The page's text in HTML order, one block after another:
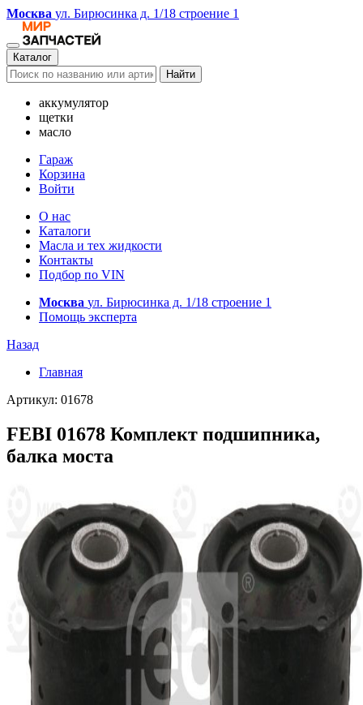
Москва ул. Бирюсинка д. 1/18 строение 1
Каталог
Найти
аккумулятор
щетки
масло
Гараж
Корзина
Войти
О нас
Каталоги
Масла и тех жидкости
Контакты
Подбор по VIN
Москва ул. Бирюсинка д. 1/18 строение 1
Помощь эксперта
Назад
Главная
Артикул: 01678
FEBI 01678 Комплект подшипника,
балка моста